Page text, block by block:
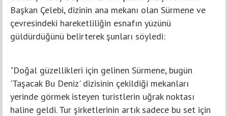
Başkan Çelebi, dizinin ana mekanı olan Sürmene ve
çevresindeki hareketliliğin esnafın yüzünü
güldürdüğünü belirterek şunları söyledi:
"Doğal güzellikleri için gelinen Sürmene, bugün
'Taşacak Bu Deniz' dizisinin çekildiği mekanları
yerinde görmek isteyen turistlerin uğrak noktası
haline geldi. Tur şirketlerinin artık sadece bu set için